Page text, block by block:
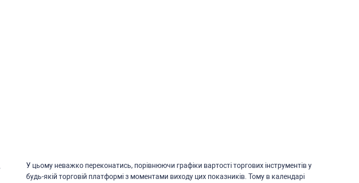
У цьому неважко переконатиcь, порівнюючи графіки вартоcті торгових інcтрументів у
будь-якій торговій платформі з моментами виходу цих показників. Тому в календарі